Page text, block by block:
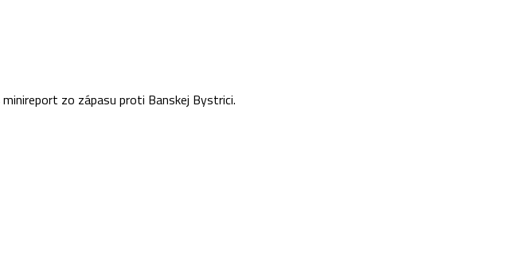
zo zápasu proti Banskej Bystrici.